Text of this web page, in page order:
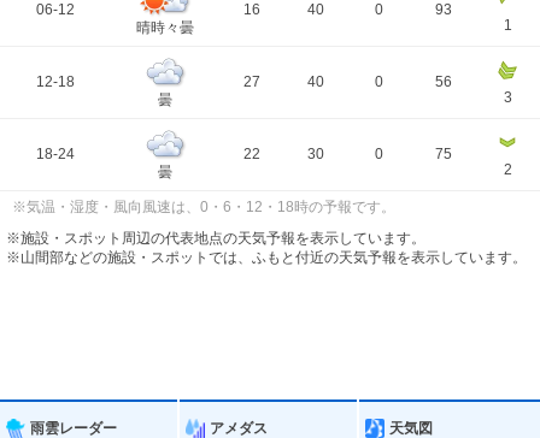
06-12
晴時々曇
16 40 0
93
1
12-18
曇
27 40 0
56
3
18-24
曇
22 30 0
75
2
※気温・湿度・風向風速は、0・6・12・18時の予報です。
※施設・スポット周辺の代表地点の天気予報を表示しています。
※山間部などの施設・スポットでは、ふもと付近の天気予報を表示しています。
雨雲レーダー アメダス 天気図